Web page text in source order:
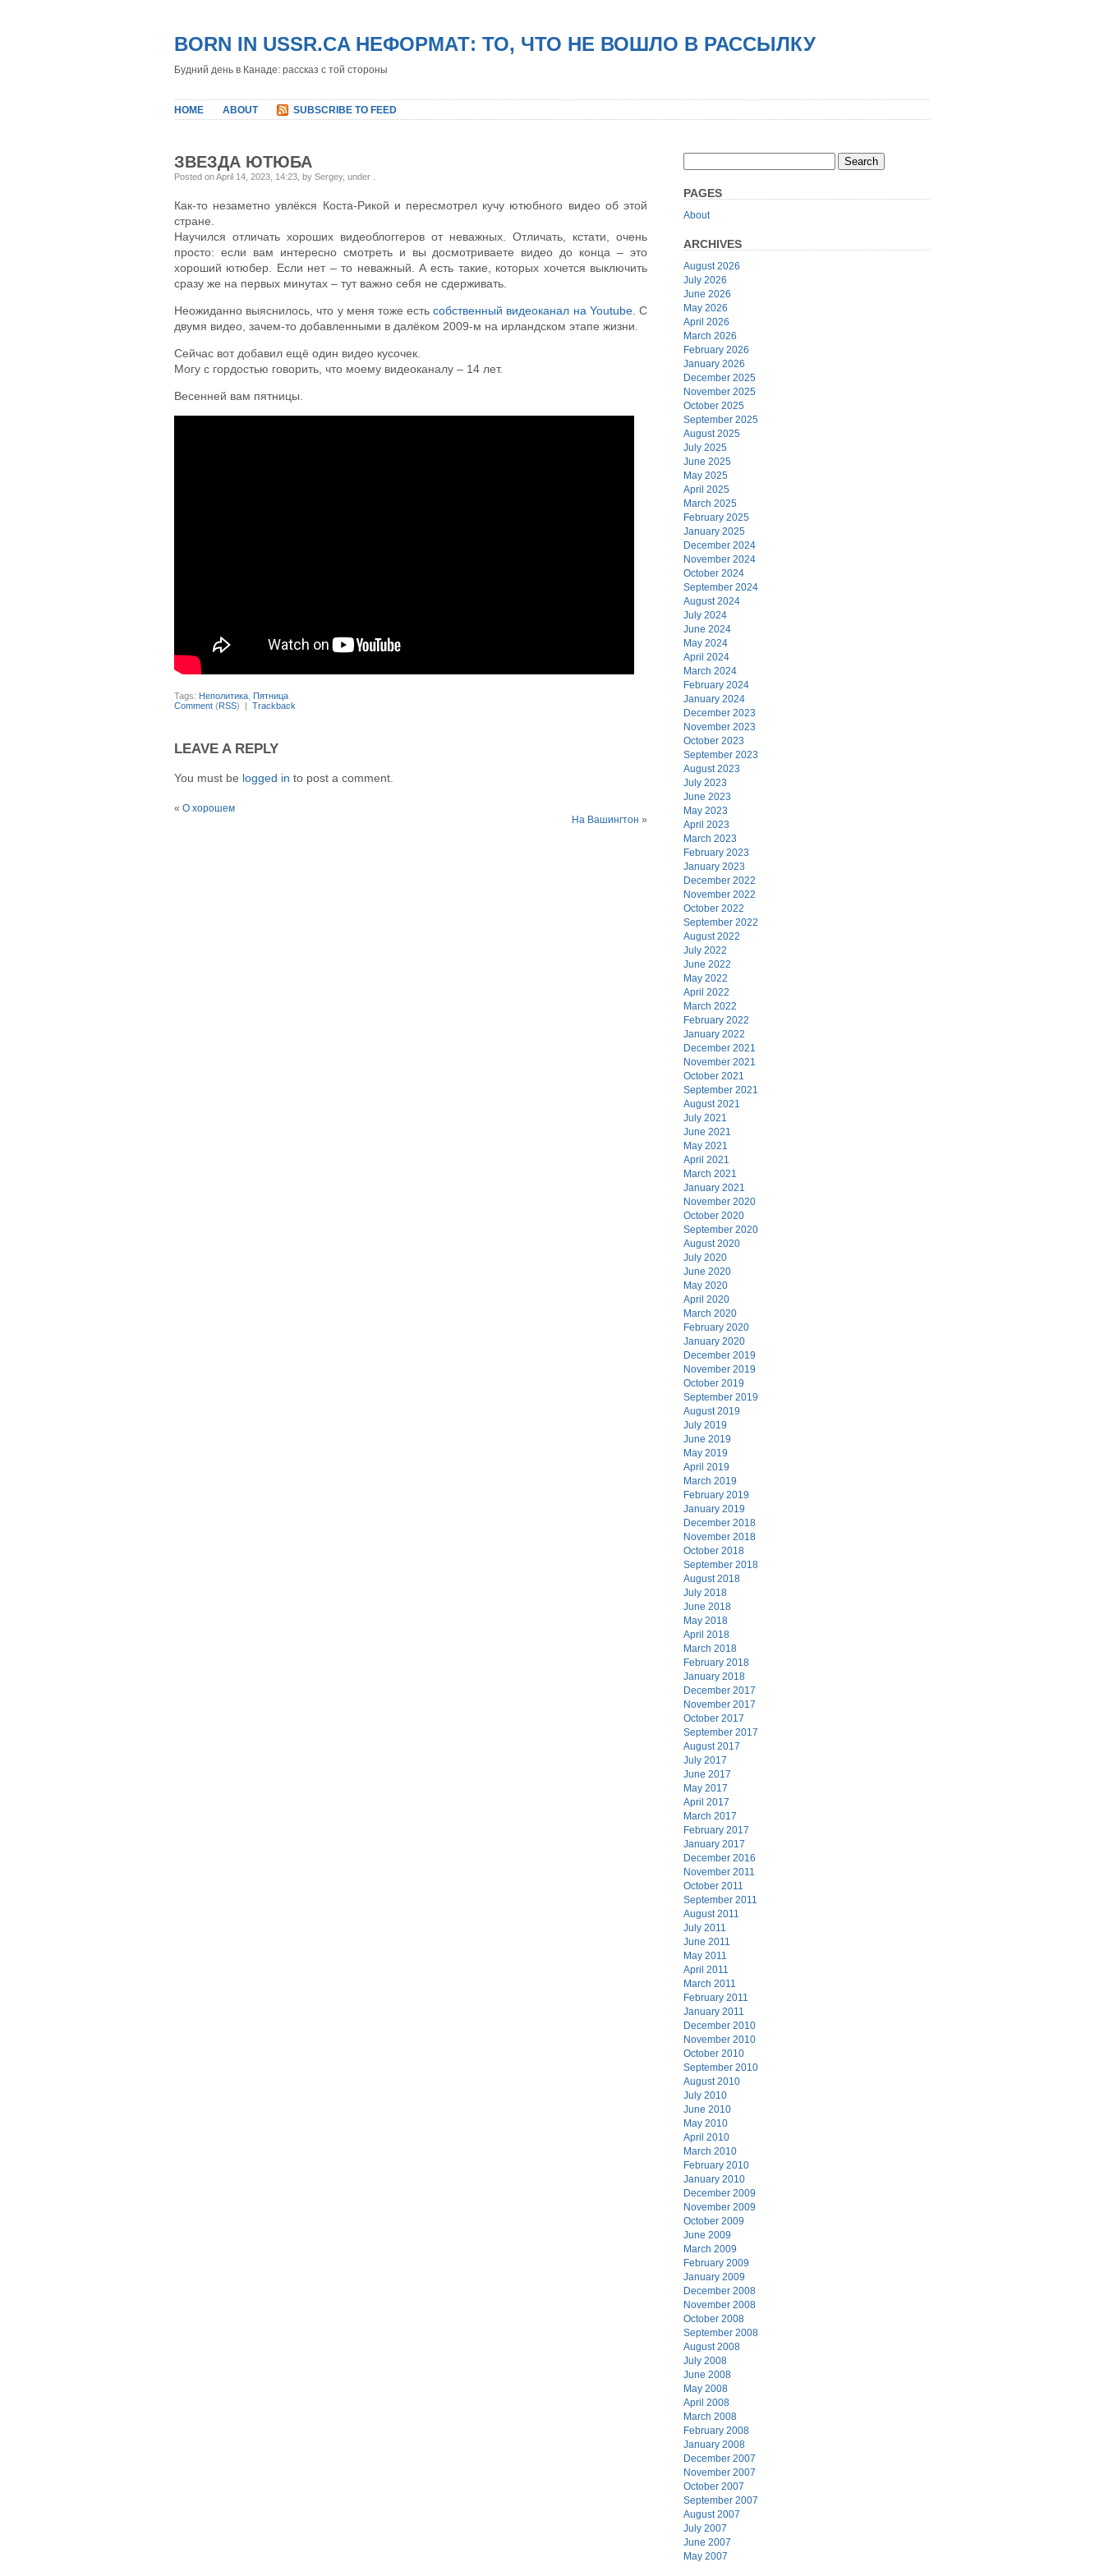
BORN IN USSR.CA НЕФОРМАТ: ТО, ЧТО НЕ ВОШЛО В РАССЫЛКУ
Будний день в Канаде: рассказ с той стороны
HOME ABOUT SUBSCRIBE TO FEED
ЗВЕЗДА ЮТЮБА
Posted on April 14, 2023, 14:23, by Sergey, under
Как-то незаметно увлёкся Коста-Рикой и пересмотрел кучу ютюбного видео об этой
стране.
Научился отличать хороших видеоблоггеров от неважных. Отличать, кстати, очень
просто: если вам интересно смотреть и вы досмотриваете видео до конца – это
хороший ютюбер. Если нет – то неважный. А есть такие, которых хочется выключить
сразу же на первых минутах – тут важно себя не сдерживать.
Неожиданно выяснилось, что у меня тоже естьсобственный видеоканал на Youtube. С
двумя видео, зачем-то добавленными в далёком 2009-м на ирландском этапе жизни.
Сейчас вот добавил ещё один видео кусочек.
Могу с гордостью говорить, что моему видеоканалу – 14 лет.
Весенней вам пятницы.
Tags: Неполитика Пятница
Comment (RSS) | Trackback
LEAVE A REPLY
You must be logged in to post a comment.
« О хорошем
На Вашингтон »
PAGES
About
ARCHIVES
August 2026
July 2026
June 2026
May 2026
April 2026
March 2026
February 2026
January 2026
December 2025
November 2025
October 2025
September 2025
August 2025
July 2025
June 2025
May 2025
April 2025
March 2025
February 2025
January 2025
December 2024
November 2024
October 2024
September 2024
August 2024
July 2024
June 2024
May 2024
April 2024
March 2024
February 2024
January 2024
December 2023
November 2023
October 2023
September 2023
August 2023
July 2023
June 2023
May 2023
April 2023
March 2023
February 2023
January 2023
December 2022
November 2022
October 2022
September 2022
August 2022
July 2022
June 2022
May 2022
April 2022
March 2022
February 2022
January 2022
December 2021
November 2021
October 2021
September 2021
August 2021
July 2021
June 2021
May 2021
April 2021
March 2021
January 2021
November 2020
October 2020
September 2020
August 2020
July 2020
June 2020
May 2020
April 2020
March 2020
February 2020
January 2020
December 2019
November 2019
October 2019
September 2019
August 2019
July 2019
June 2019
May 2019
April 2019
March 2019
February 2019
January 2019
December 2018
November 2018
October 2018
September 2018
August 2018
July 2018
June 2018
May 2018
April 2018
March 2018
February 2018
January 2018
December 2017
November 2017
October 2017
September 2017
August 2017
July 2017
June 2017
May 2017
April 2017
March 2017
February 2017
January 2017
December 2016
November 2011
October 2011
September 2011
August 2011
July 2011
June 2011
May 2011
April 2011
March 2011
February 2011
January 2011
December 2010
November 2010
October 2010
September 2010
August 2010
July 2010
June 2010
May 2010
April 2010
March 2010
February 2010
January 2010
December 2009
November 2009
October 2009
June 2009
March 2009
February 2009
January 2009
December 2008
November 2008
October 2008
September 2008
August 2008
July 2008
June 2008
May 2008
April 2008
March 2008
February 2008
January 2008
December 2007
November 2007
October 2007
September 2007
August 2007
July 2007
June 2007
May 2007